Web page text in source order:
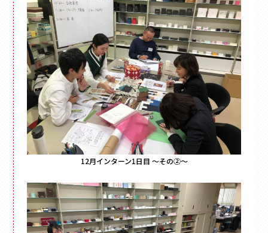
12月インターン1日目 ～その②～